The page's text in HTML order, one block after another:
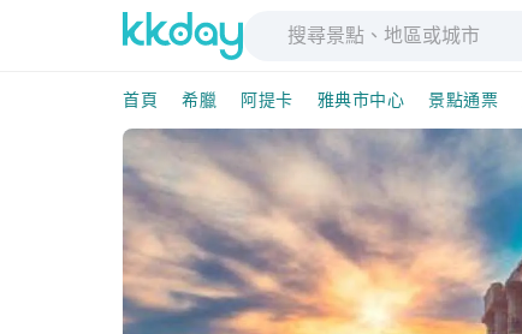
首頁 希臘 阿提卡 雅典市中心 景點通票